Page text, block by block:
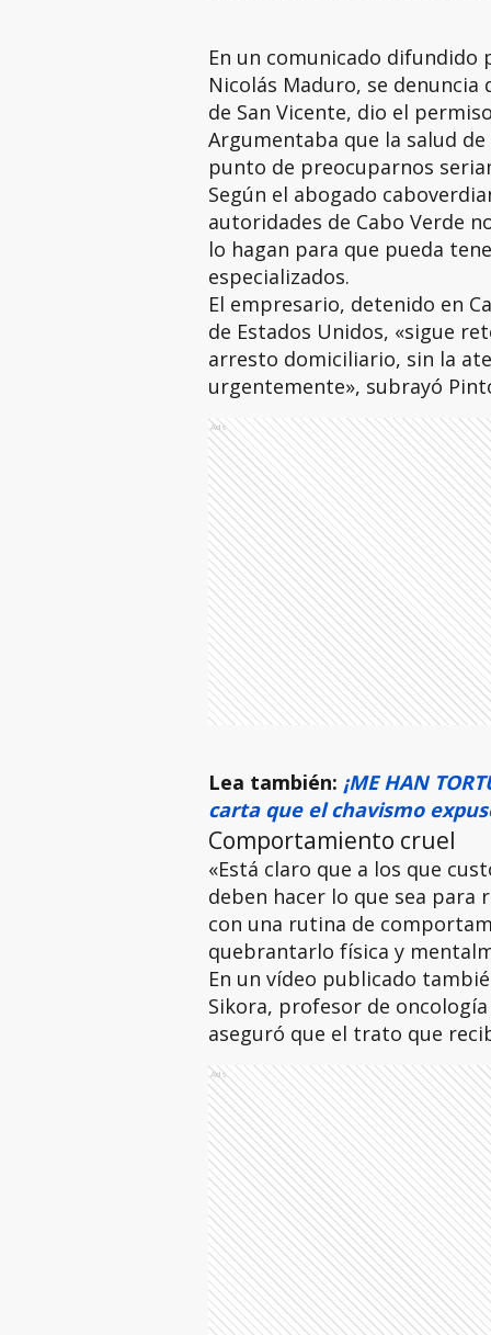
En un comunicado
Nicolás Maduro, se
de San Vicente, dio el
Argumentaba que la salud
punto de preocuparnos
Según el abogado
autoridades de Cabo Verde
lo hagan para que pueda
especializados.
El empresario, detenido en
de Estados Unidos, «sigue
arresto domiciliario, sin la
urgentemente», subrayó
Ads
Lea también: ¡ME HAN
carta que el chavismo
Comportamiento cruel
«Está claro que a los que
deben hacer lo que sea para
con una rutina de
quebrantarlo física y
En un vídeo publicado
Sikora, profesor de
aseguró que el trato que
Ads